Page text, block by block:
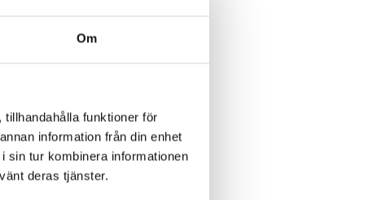
Om
funktioner för
information från din enhet
sin tur kombinera informationen
deras tjänster.